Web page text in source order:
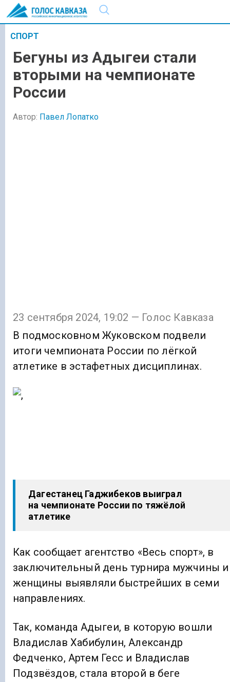
СПОРТ
Бегуны из Адыгеи стали
вторыми на чемпионате
России
Автор: Павел Лопатко
23 сентября 2024, 19:02 — Голос Кавказа
В подмосковном Жуковском подвели
итоги чемпионата России по лёгкой
атлетике в эстафетных дисциплинах.
Дагестанец Гаджибеков выиграл
на чемпионате России по тяжёлой
атлетике
Как сообщает агентство «Весь спорт», в
заключительный день турнира мужчины и
женщины выявляли быстрейших в семи
направлениях.
Так, команда Адыгеи, в которую вошли
Владислав Хабибулин, Александр
Федченко, Артем Гесс и Владислав
Подзвёздов, стала второй в беге